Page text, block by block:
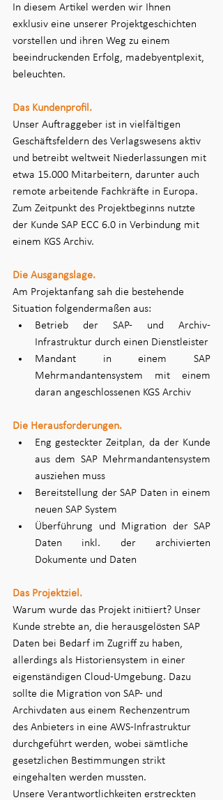
In diesem Artikel werden wir Ihnen
exklusiv eine unserer Projektgeschichten
vorstellen und ihren Weg zu einem
beeindruckenden Erfolg, madebyentplexit,
beleuchten.
Das Kundenprofil.
Unser Auftraggeber ist in vielfältigen
Geschäftsfeldern des Verlagswesens aktiv
und betreibt weltweit Niederlassungen mit
etwa 15.000 Mitarbeitern, darunter auch
remote arbeitende Fachkräfte in Europa.
Zum Zeitpunkt des Projektbeginns nutzte
der Kunde SAP ECC 6.0 in Verbindung mit
einem KGS Archiv.
Die Ausgangslage.
Am Projektanfang sah die bestehende
Situation folgendermaßen aus:
Betrieb der SAP- und Archiv-
Mandant in einem SAP
Mehrmandantensystem mit einem
daran angeschlossenen KGS Archiv
Die Herausforderungen.
Eng gesteckter Zeitplan, da der Kunde
aus dem SAP Mehrmandantensystem
ausziehen muss
Bereitstellung der SAP Daten in einem
neuen SAP System
Überführung und Migration der SAP
Daten inkl. der archivierten
Dokumente und Daten
Das Projektziel.
Warum wurde das Projekt initiiert? Unser
Kunde strebte an, die herausgelösten SAP
Daten bei Bedarf im Zugriff zu haben,
allerdings als Historiensystem in einer
eigenständigen Cloud-Umgebung. Dazu
sollte die Migration von SAP- und
Archivdaten aus einem Rechenzentrum
des Anbieters in eine AWS-Infrastruktur
durchgeführt werden, wobei sämtliche
gesetzlichen Bestimmungen strikt
eingehalten werden mussten.
Unsere Verantwortlichkeiten erstreckten